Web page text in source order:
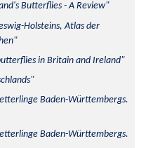
Butterflies - A Review
Holsteins, Atlas der
in Britain and Ireland
Baden-Württembergs.
Baden-Württembergs.